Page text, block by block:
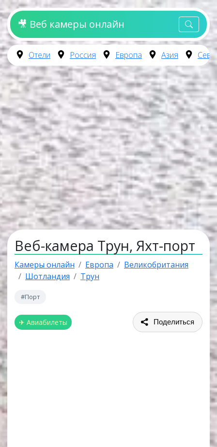
🎥 Веб камеры онлайн
Отели Россия Европа Азия
Веб-камера Трун, Яхт-порт
Камеры онлайн Европа
Великобритания
Шотландия
Трун
#Порт
✈ Авиабилеты Поделиться